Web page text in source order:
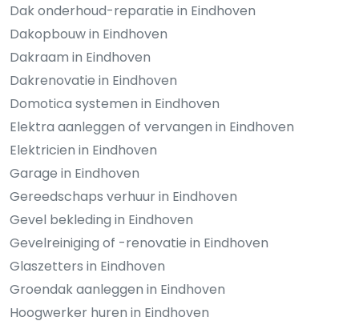
Dak onderhoud-reparatie in Eindhoven
Dakopbouw in Eindhoven
Dakraam in Eindhoven
Dakrenovatie in Eindhoven
Domotica systemen in Eindhoven
Elektra aanleggen of vervangen in Eindhoven
Elektricien in Eindhoven
Garage in Eindhoven
Gereedschaps verhuur in Eindhoven
Gevel bekleding in Eindhoven
Gevelreiniging of -renovatie in Eindhoven
Glaszetters in Eindhoven
Groendak aanleggen in Eindhoven
Hoogwerker huren in Eindhoven